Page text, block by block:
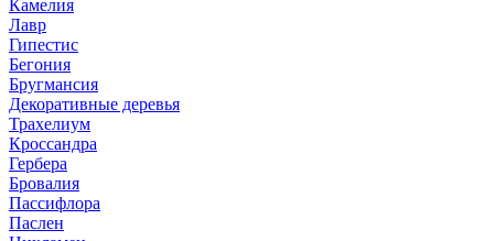
Камелия
Лавр
Гипестис
Бегония
Бругмансия
Декоративные деревья
Трахелиум
Кроссандра
Гербера
Бровалия
Пассифлора
Паслен